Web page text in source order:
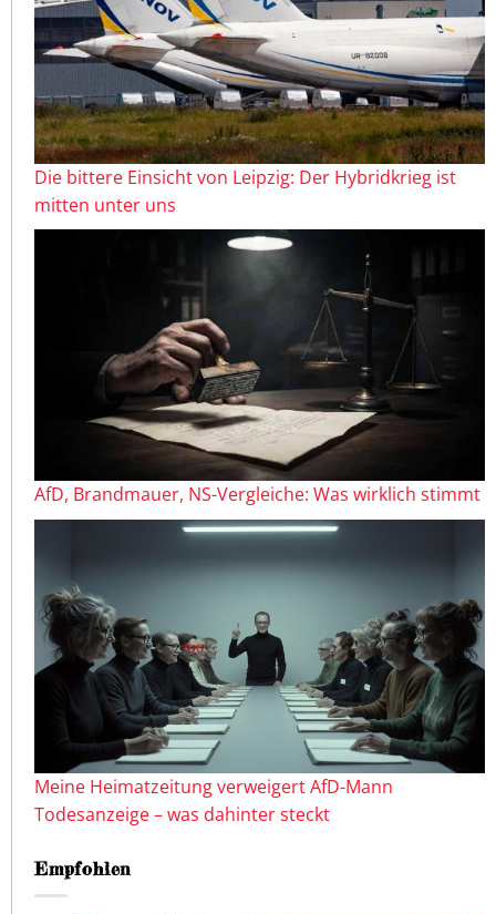
Die bittere Einsicht von Leipzig: Der Hybridkrieg ist
mitten unter uns
AfD, Brandmauer, NS-Vergleiche: Was wirklich stimmt
Meine Heimatzeitung verweigert AfD-Mann
Todesanzeige – was dahinter steckt
Empfohlen